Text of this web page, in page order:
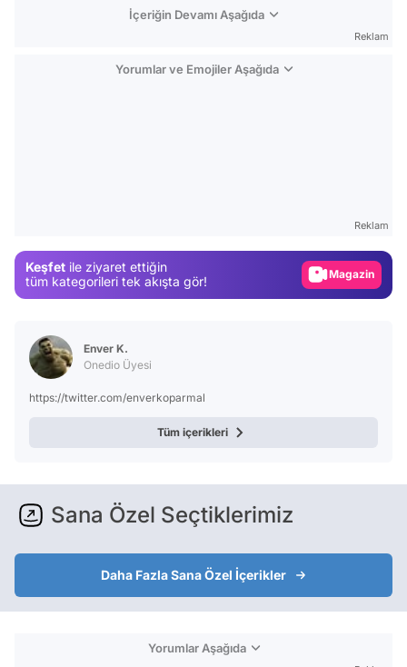
İçeriğin Devamı Aşağıda
Reklam
Yorumlar ve Emojiler Aşağıda
Reklam
Keşfet ile ziyaret ettiğin
tüm kategorileri tek akışta gör!
Magazin
Enver K.
Onedio Üyesi
https://twitter.com/enverkoparmal
Tüm içerikleri
Sana Özel Seçtiklerimiz
Daha Fazla Sana Özel İçerikler
Yorumlar Aşağıda